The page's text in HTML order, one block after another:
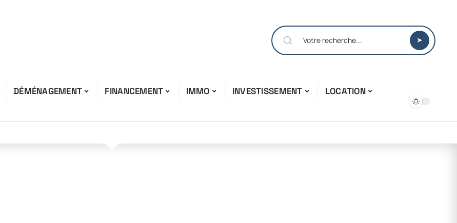
DÉMÉNAGEMENT FINANCEMENT IMMO INVESTISSEMENT
LOCATION